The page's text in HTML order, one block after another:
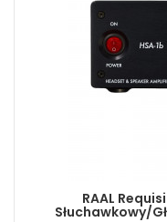
RAAL
Słuchawkowy/